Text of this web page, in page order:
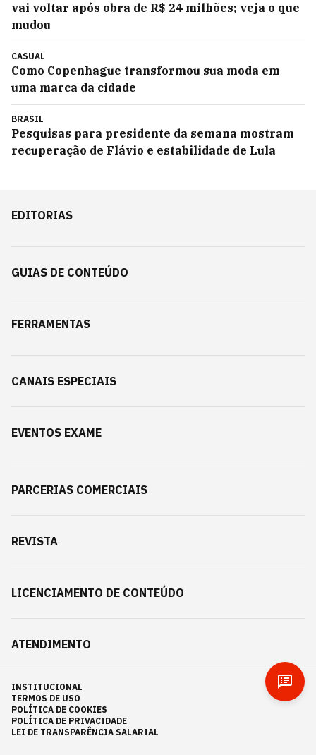
vai voltar após obra de R$ 24 milhões; veja o que
mudou
CASUAL
Como Copenhague transformou sua moda em
uma marca da cidade
BRASIL
Pesquisas para presidente da semana mostram
recuperação de Flávio e estabilidade de Lula
EDITORIAS
GUIAS DE CONTEÚDO
FERRAMENTAS
CANAIS ESPECIAIS
EVENTOS EXAME
PARCERIAS COMERCIAIS
REVISTA
LICENCIAMENTO DE CONTEÚDO
ATENDIMENTO
INSTITUCIONAL
TERMOS DE USO
POLÍTICA DE COOKIES
POLÍTICA DE PRIVACIDADE
LEI DE TRANSPARÊNCIA SALARIAL